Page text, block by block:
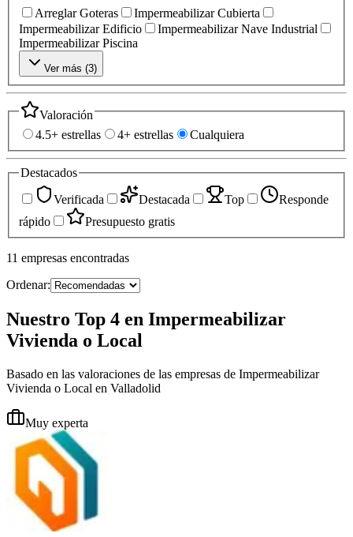
Arreglar Goteras
Impermeabilizar Cubierta
Impermeabilizar Edificio
Impermeabilizar Nave Industrial
Impermeabilizar Piscina
Ver más (3)
Valoración
4.5+ estrellas
4+ estrellas Cualquiera
Destacados
Verificada
Destacada Top
Responde
rápido
Presupuesto gratis
11 empresas encontradas
Ordenar:
Nuestro Top 4 en Impermeabilizar
Vivienda o Local
Basado en las valoraciones de las empresas de Impermeabilizar
Vivienda o Local en Valladolid
Muy experta